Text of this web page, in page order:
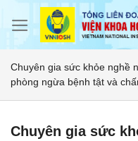
Chuyên gia sức khỏe nghề
phòng ngừa bệnh tật và
Chuyên gia sức